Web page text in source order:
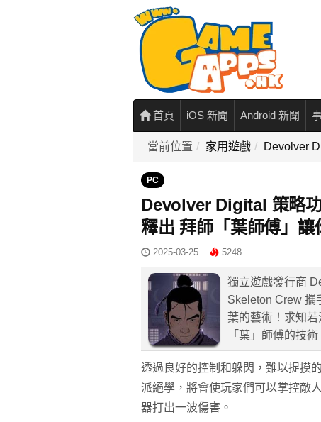
首頁 iOS 新聞 Android 新聞
當前位置 家用遊戲 Devolver
PC
Devolver Digital 策略
釋出 拜師「葉師傅」讓
2025-03-25 5248
獨立遊戲發行商
Skeleton Crew 攜
葉的藝術！求知
「葉」師傅的技術
透過良好的控制和躲閃，難以捉摸
派絕學，將會使玩家們可以掌控敵
器打出一波傷害。